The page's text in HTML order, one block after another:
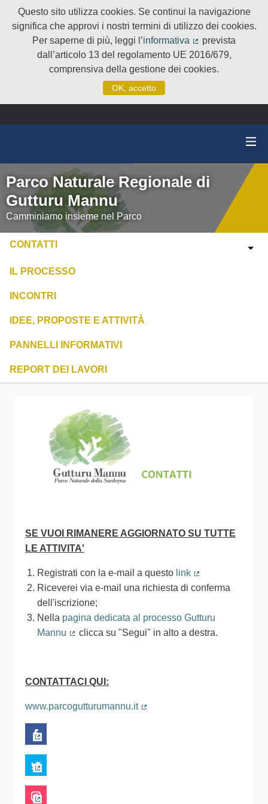
Questo sito utilizza cookies. Se continui la navigazione
significa che approvi i nostri termini di utilizzo dei cookies.
Per saperne di più, leggi l’informativa
(Collegamento
prevista
dall’articolo 13 del regolamento UE 2016/679,
comprensiva della gestione dei cookies.
OK, accetto
Parco Naturale Regionale di
Gutturu Mannu
Camminiamo insieme nel Parco
CONTATTI
IL PROCESSO
INCONTRI
IDEE, PROPOSTE E ATTIVITÀ
PANNELLI INFORMATIVI
REPORT DEI LAVORI
SE VUOI RIMANERE AGGIORNATO SU TUTTE
LE ATTIVITA'
Registrati con la e-mail a questo link
(Collegamento
Riceverei via e-mail una richiesta di conferma
dell'iscrizione;
Nella pagina dedicata al processo Gutturu
Mannu
clicca su "Segui" in alto a destra.
CONTATTACI QUI:
www.parcogutturumannu.it
(Collegamento esterno)
(Collegamento esterno)